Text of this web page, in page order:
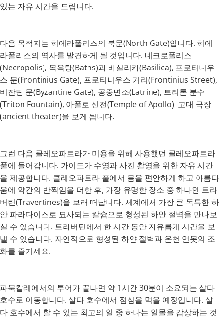
있는 자유 시간을 드립니다.
다음 목적지는 히에라폴리스의 북문(North Gate)입니다. 히에
라폴리스의 역사를 발견하게 될 것입니다. 네크로폴리스
(Necropolis), 목욕탕(Baths)과 바실리카(Basilica), 프로티니우
스 문(Frontinius Gate), 프로티니우스 거리(Frontinius Street),
비잔틴 문(Byzantine Gate), 공중변소(Latrine), 트리톤 분수
(Triton Fountain), 아폴로 신전(Temple of Apollo), 고대 극장
(ancient theater)을 보게 됩니다.
그런 다음 클레오파트라가 미용을 위해 사용했던 클레오파트라
풀에 들어갑니다. 가이드가 수영과 사진 촬영을 위한 자유 시간
을 제공합니다. 클레오파트라 풀에서 몸을 편안하게 하고 아름다
움에 약간의 반짝임을 더한 후, 가장 유명한 장소 중 하나인 트라
버틴(Travertines)을 보러 떠납니다. 세계에서 가장 큰 독특한 하
얀 파라다이스로 묘사되는 칼슘으로 형성된 하얀 절벽을 만나보
실 수 있습니다. 트라버틴에서 한 시간 동안 자유롭게 시간을 보
낼 수 있습니다. 자연적으로 형성된 하얀 절벽과 온천 연못의 조
화를 즐기세요.
파묵칼레에서의 투어가 끝나면 약 1시간 30분이 소요되는 살다
호수로 이동합니다. 살다 호수에서 점심을 먹을 예정입니다. 살
다 호수에서 할 수 있는 최고의 일 중 하나는 일몰을 감상하는 것